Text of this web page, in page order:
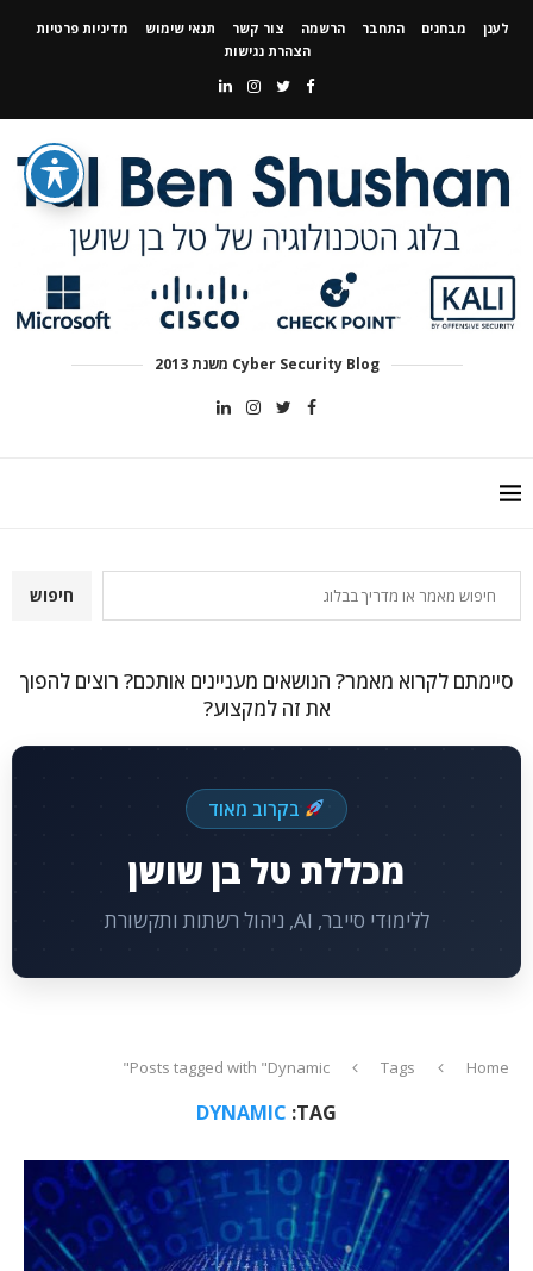
לענן מבחנים התחבר הרשמה צור קשר תנאי שימוש
מדיניות פרטיות
הצהרת נגישות
Cyber Security Blog משנת 2013
חיפוש
סיימתם לקרוא מאמר? הנושאים מעניינים אותכם? רוצים להפוך
את זה למקצוע?
בקרוב מאוד
מכללת טל בן שושן
ללימודי סייבר, AI, ניהול רשתות ותקשורת
Home
Tags
Posts tagged with "Dynamic"
TAG:
DYNAMIC